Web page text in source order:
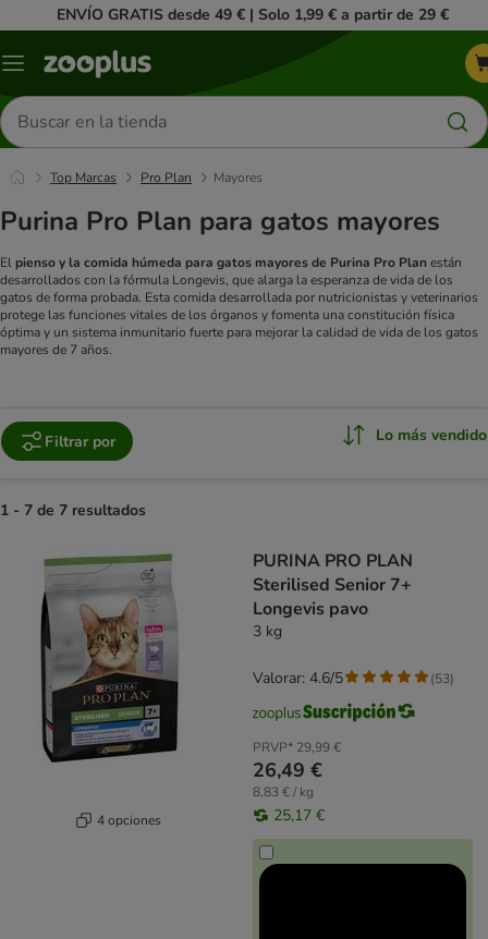
ENVÍO GRATIS desde 49 € | Solo 1,99 € a partir de 29 €
Menú
Buscar
productos
Top Marcas Pro Plan Mayores
Purina Pro Plan para gatos mayores
El pienso y la comida húmeda para gatos mayores de Purina Pro Planestán
desarrollados con la fórmula Longevis, que alarga la esperanza de vida de los
gatos de forma probada. Esta comida desarrollada por nutricionistas y veterinarios
protege las funciones vitales de los órganos y fomenta una constitución física
óptima y un sistema inmunitario fuerte para mejorar la calidad de vida de los gatos
mayores de 7 años.
Filtrar por Lo más vendido
1 - 7 de 7 resultados
4 opciones
PURINA PRO PLAN
Sterilised Senior 7+
Longevis pavo
3 kg
PRVP* 29,99 €
26,49 €
8,83 € / kg
25,17 €
Valorar: 4.6/5 (53)